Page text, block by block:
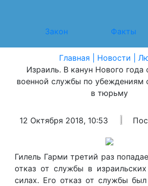
Закон Факты
Главная | Новости |
Израиль. В канун Нового года
военной службы по убеждениям
в тюрьму
12 Октября 2018, 10:53
Гилель Гарми третий раз
отказ от службы в
силах. Его отказ от службы